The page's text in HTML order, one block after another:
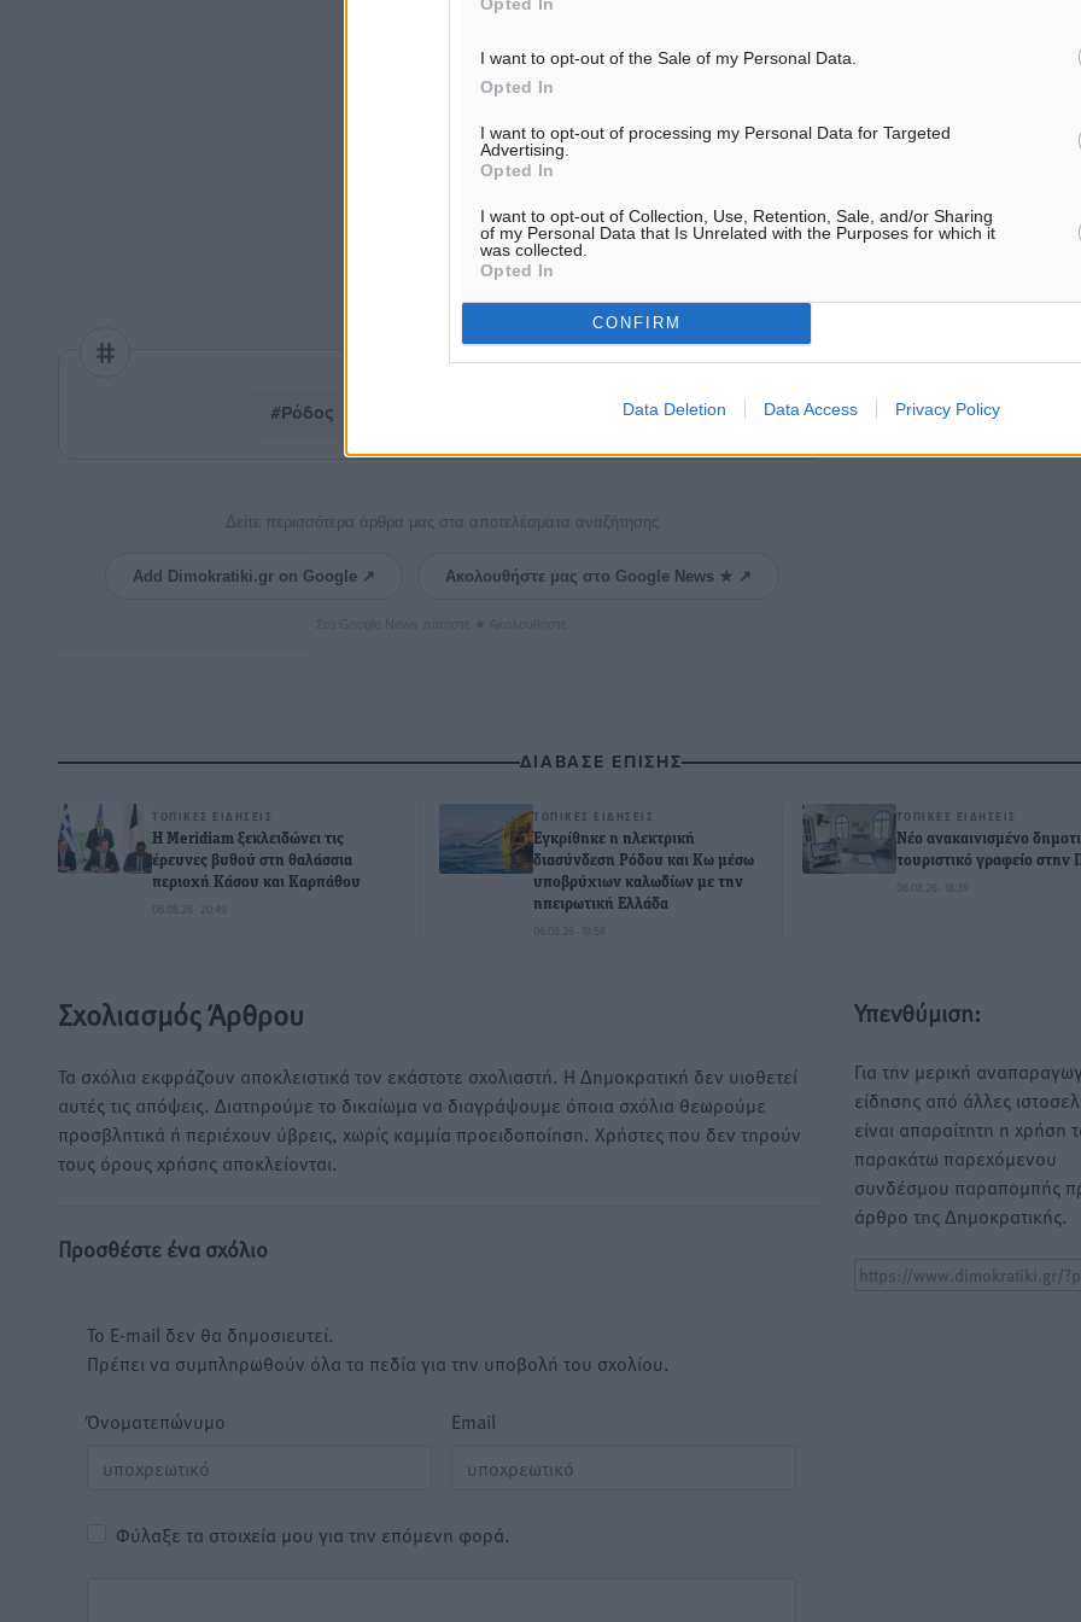
I want to opt-out of the Sale of my Personal Data.
Opted In
I want to opt-out of processing my Personal Data for Targeted
Advertising.
Opted In
I want to opt-out of Collection, Use, Retention, Sale, and/or Sharing
of my Personal Data that Is Unrelated with the Purposes for which it
was collected.
Opted In
CONFIRM
Data Deletion Data Access Privacy Policy
#Ρόδος
Δείτε περισσότερα άρθρα μας στα αποτελέσματα αναζήτησης
Add Dimokratiki.gr on Google ↗ Ακολουθήστε μας στο Google News ★ ↗
ΔΙΑΒΑΣΕ ΕΠΙΣΗΣ
ΤΟΠΙΚΈΣ ΕΙΔΉΣΕΙΣ
Η Meridiam ξεκλειδώνει τις
έρευνες βυθού στη θαλάσσια
περιοχή Κάσου και Καρπάθου
06.08.26 · 20:49
ΤΟΠΙΚΈΣ ΕΙΔΉΣΕΙΣ
Εγκρίθηκε η ηλεκτρική
διασύνδεση Ρόδου και Κω μέσω
υποβρύχιων καλωδίων με την
ηπειρωτική Ελλάδα
06.08.26 · 18:58
ΤΟΠΙΚΈΣ ΕΙΔΉΣΕΙΣ
Νέο ανακαινισμένο
τουριστικό γραφείο στην
06.08.26 · 18:39
Σχολιασμός Άρθρου
Τα σχόλια εκφράζουν αποκλειστικά τον εκάστοτε σχολιαστή. Η Δημοκρατική δεν υιοθετεί
αυτές τις απόψεις. Διατηρούμε το δικαίωμα να διαγράψουμε όποια σχόλια θεωρούμε
προσβλητικά ή περιέχουν ύβρεις, χωρίς καμμία προειδοποίηση. Χρήστες που δεν τηρούν
τους όρους χρήσης αποκλείονται.
Προσθέστε ένα σχόλιο
Το E-mail δεν θα δημοσιευτεί.
Πρέπει να συμπληρωθούν όλα τα πεδία για την υποβολή του σχολίου.
Όνοματεπώνυμο Email
Φύλαξε τα στοιχεία μου για την επόμενη φορά.
Υπενθύμιση:
Για την μερική
είδησης από άλλες
είναι απαραίτητη η χρήση
παρακάτω παρεχόμενου
συνδέσμου παραπομπής
άρθρο της Δημοκρατικής.